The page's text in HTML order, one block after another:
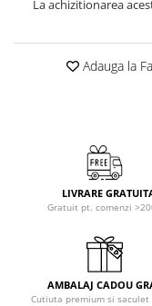
La achizitionarea
Adauga la
LIVRARE
Gratuit pt. comenzi
AMBALAJ CADOU
Cutiuta premium si saculet